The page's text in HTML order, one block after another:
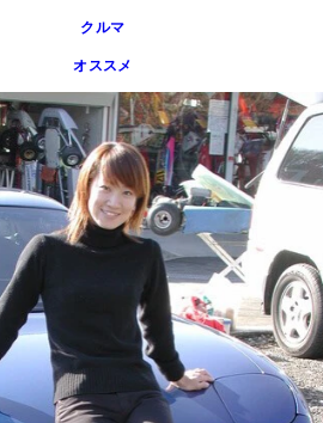
クルマ
オススメ